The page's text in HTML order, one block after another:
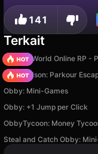
141
Terkait
Barry Prison: Parkour
Obby: Mini-Games
Obby: +1 Jump per Click
ObbyTycoon: Money
Steal and Catch Obby: